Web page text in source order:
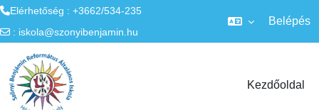
Elérhetőség : +3662/534-235
: iskola@szonyibenjamin.hu
Belépés
Kezdőoldal